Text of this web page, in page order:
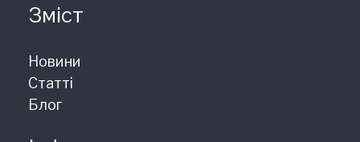
Зміст
Новини
Статті
Блог